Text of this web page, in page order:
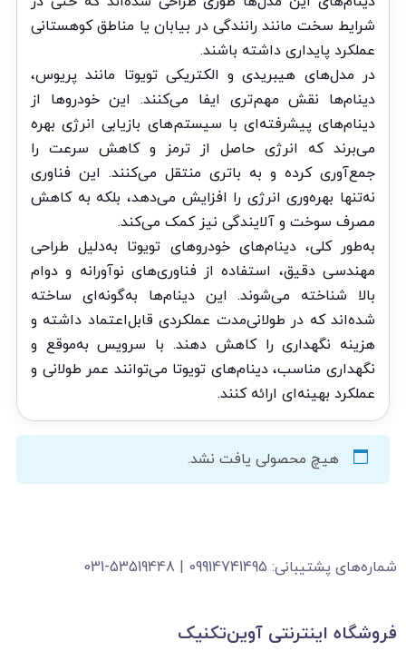
شرایط سخت مانند رانندگی در بیابان یا مناطق کوهستانی
عملکرد پایداری داشته باشند.
در مدل‌های هیبریدی و الکتریکی تویوتا مانند پریوس،
دینام‌ها نقش مهم‌تری ایفا می‌کنند. این خودروها از
دینام‌های پیشرفته‌ای با سیستم‌های بازیابی انرژی بهره
می‌برند که انرژی حاصل از ترمز و کاهش سرعت را
جمع‌آوری کرده و به باتری منتقل می‌کنند. این فناوری
نه‌تنها بهره‌وری انرژی را افزایش می‌دهد، بلکه به کاهش
مصرف سوخت و آلایندگی نیز کمک می‌کند.
به‌طور کلی، دینام‌های خودروهای تویوتا به‌دلیل طراحی
مهندسی دقیق، استفاده از فناوری‌های نوآورانه و دوام
بالا شناخته می‌شوند. این دینام‌ها به‌گونه‌ای ساخته
شده‌اند که در طولانی‌مدت عملکردی قابل‌اعتماد داشته و
هزینه نگهداری را کاهش دهند. با سرویس به‌موقع و
نگهداری مناسب، دینام‌های تویوتا می‌توانند عمر طولانی و
عملکرد بهینه‌ای ارائه کنند.
هیچ محصولی یافت نشد.
شماره‌های پشتیبانی: 09914741495 | 53519448-031
فروشگاه‌ اینترنتی آوین‌تکنیک